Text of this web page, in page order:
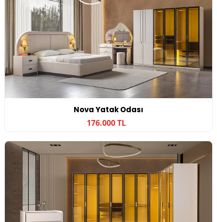
Nova Yatak Odası
176.000 TL